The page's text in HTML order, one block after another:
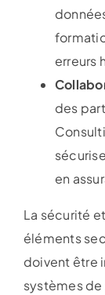
erreurs
des
en
La sécurité
éléments
doivent être
systèmes